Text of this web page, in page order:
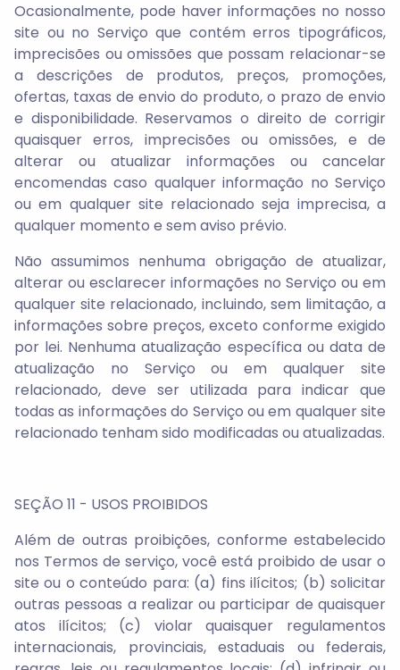
Ocasionalmente, pode haver informações no nosso
site ou no Serviço que contém erros tipográficos,
imprecisões ou omissões que possam relacionar-se
a descrições de produtos, preços, promoções,
ofertas, taxas de envio do produto, o prazo de envio
e disponibilidade. Reservamos o direito de corrigir
quaisquer erros, imprecisões ou omissões, e de
alterar ou atualizar informações ou cancelar
encomendas caso qualquer informação no Serviço
ou em qualquer site relacionado seja imprecisa, a
qualquer momento e sem aviso prévio.
Não assumimos nenhuma obrigação de atualizar,
alterar ou esclarecer informações no Serviço ou em
qualquer site relacionado, incluindo, sem limitação, a
informações sobre preços, exceto conforme exigido
por lei. Nenhuma atualização específica ou data de
atualização no Serviço ou em qualquer site
relacionado, deve ser utilizada para indicar que
todas as informações do Serviço ou em qualquer site
relacionado tenham sido modificadas ou atualizadas.
SEÇÃO 11 - USOS PROIBIDOS
Além de outras proibições, conforme estabelecido
nos Termos de serviço, você está proibido de usar o
site ou o conteúdo para: (a) fins ilícitos; (b) solicitar
outras pessoas a realizar ou participar de quaisquer
atos ilícitos; (c) violar quaisquer regulamentos
internacionais, provinciais, estaduais ou federais,